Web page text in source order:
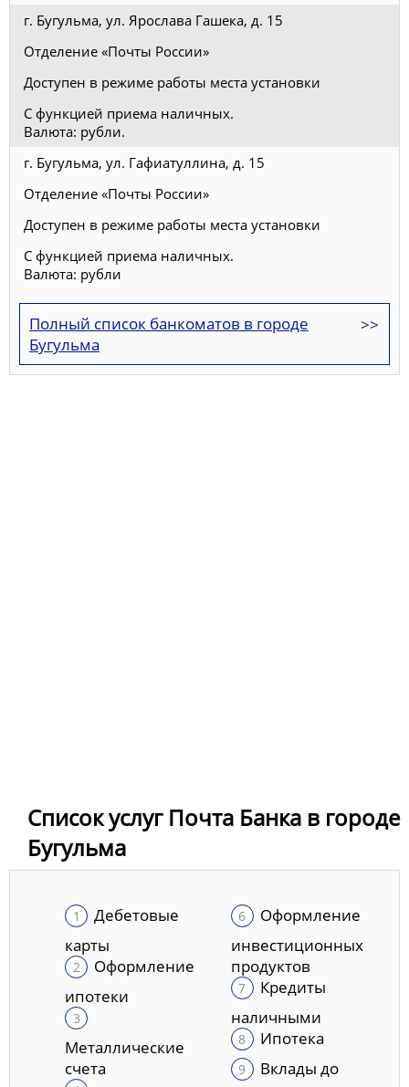
г. Бугульма, ул. Ярослава Гашека, д. 15
Отделение «Почты России»
Доступен в режиме работы места установки
С функцией приема наличных.
Валюта: рубли.
г. Бугульма, ул. Гафиатуллина, д. 15
Отделение «Почты России»
Доступен в режиме работы места установки
С функцией приема наличных.
Валюта: рубли
Полный список банкоматов в городе
Бугульма
Список услуг Почта Банка в городе
Бугульма
Дебетовые
карты
Оформление
ипотеки
Металлические
счета
Оформление
инвестиционных
продуктов
Кредиты
наличными
Ипотека
Вклады до